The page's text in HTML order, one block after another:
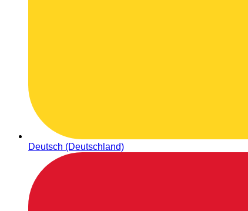
Deutsch (Deutschland)